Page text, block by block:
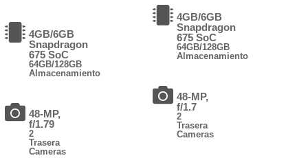
4GB/6GB
Snapdragon
675 SoC
64GB/128GB
Almacenamiento
48-MP,
f/1.79
2
Trasera
Cameras
4GB/6GB
Snapdragon
675 SoC
64GB/128GB
Almacenamiento
48-MP,
f/1.7
2
Trasera
Cameras